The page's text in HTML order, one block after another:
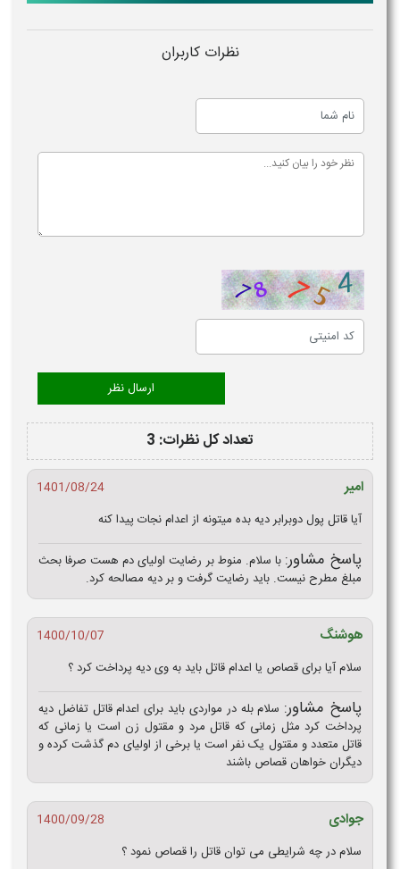
نظرات کاربران
تعداد کل نظرات: 3
امیر
1401/08/24
آیا قاتل پول دوبرابر دیه بده میتونه از اعدام نجات پیدا کنه
پاسخ مشاور: با سلام. منوط بر رضایت اولیای دم هست صرفا بحث
مبلغ مطرح نیست. باید رضایت گرفت و بر دیه مصالحه کرد.
هوشنگ
1400/10/07
سلام آیا برای قصاص یا اعدام قاتل باید به وی دیه پرداخت کرد ؟
پاسخ مشاور: سلام بله در مواردی باید برای اعدام قاتل تفاضل دیه
پرداخت کرد مثل زمانی که قاتل مرد و مقتول زن است یا زمانی که
قاتل متعدد و مقتول یک نفر است یا برخی از اولیای دم گذشت کرده و
دیگران خواهان قصاص باشند
جوادی
1400/09/28
سلام در چه شرایطی می توان قاتل را قصاص نمود ؟